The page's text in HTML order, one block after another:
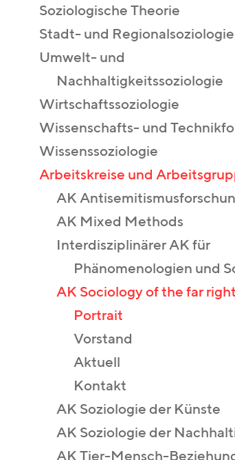
Soziologische Theorie
Stadt- und Regionalsoziologie
Umwelt- und
Nachhaltigkeitssoziologie
Wirtschaftssoziologie
Wissenschafts- und
Wissenssoziologie
Arbeitskreise und
AK
AK Mixed Methods
Interdisziplinärer AK für
Phänomenologien und
AK Sociology of the far right
Portrait
Vorstand
Aktuell
Kontakt
AK Soziologie der Künste
AK Soziologie der
AK Tier-Mensch-